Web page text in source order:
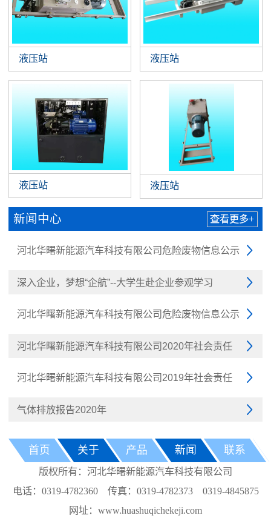
液压站 液压站
液压站 液压站
新闻中心 查看更多+

河北华曙新能源汽车科技有限公司危险废物信息公示

深入企业，梦想“企航”--大学生赴企业参观学习

河北华曙新能源汽车科技有限公司危险废物信息公示

河北华曙新能源汽车科技有限公司2020年社会责任

河北华曙新能源汽车科技有限公司2019年社会责任

气体排放报告2020年
首页 关于 产品 新闻 联系
版权所有：河北华曙新能源汽车科技有限公司
电话：0319-4782360 传真：0319-4782373 0319-4845875
网址：www.huashuqichekeji.com